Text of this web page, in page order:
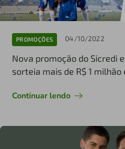
PROMOÇÕES 04/10/2022
Nova promoção do Sicredi
sorteia mais de R$ 1
Continuar lendo